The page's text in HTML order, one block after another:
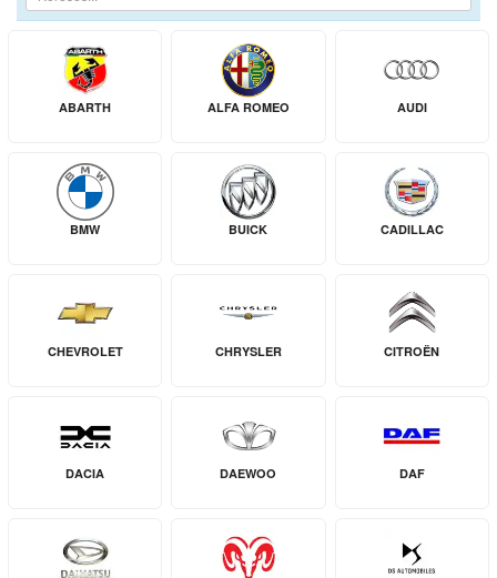
ABARTH ALFA ROMEO AUDI
BMW BUICK CADILLAC
CHEVROLET CHRYSLER CITROËN
DACIA DAEWOO DAF